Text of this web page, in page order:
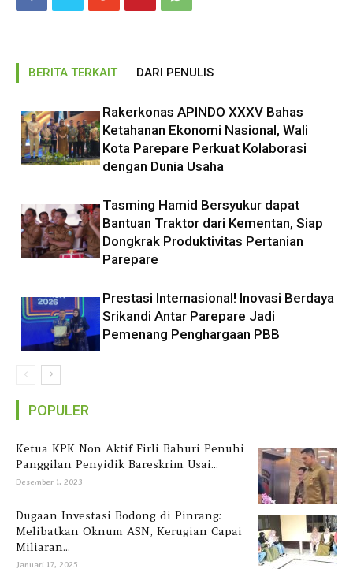
BERITA TERKAIT DARI PENULIS
Rakerkonas APINDO XXXV Bahas
Ketahanan Ekonomi Nasional, Wali
Kota Parepare Perkuat Kolaborasi
dengan Dunia Usaha
Tasming Hamid Bersyukur dapat
Bantuan Traktor dari Kementan, Siap
Dongkrak Produktivitas Pertanian
Parepare
Prestasi Internasional! Inovasi Berdaya
Srikandi Antar Parepare Jadi
Pemenang Penghargaan PBB
POPULER
Ketua KPK Non Aktif Firli Bahuri Penuhi
Panggilan Penyidik Bareskrim Usai...
Desember 1, 2023
Dugaan Investasi Bodong di Pinrang:
Melibatkan Oknum ASN, Kerugian Capai
Miliaran...
Januari 17, 2025